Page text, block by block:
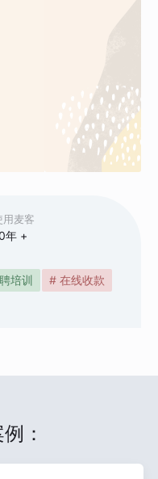
用麦客
年 +
培训
# 在线收款
：